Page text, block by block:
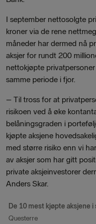
I september nettosolgte
kroner via de rene
måneder har dermed nå
aksjer for rundt 200
nettokjøpte
samme periode i fjor.
– Til tross for at
risikoen ved å øke
belåningsgraden i
kjøpte aksjene
med større risiko enn vi
av aksjer som har gitt
private aksjeinvestorer
Anders Skar.
De 10 mest kjøpte aksjene
Questerre